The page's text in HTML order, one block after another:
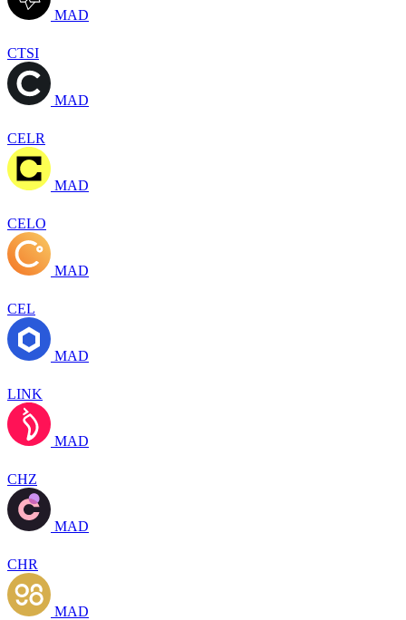
MAD
CTSI
MAD
CELR
MAD
CELO
MAD
CEL
MAD
LINK
MAD
CHZ
MAD
CHR
MAD